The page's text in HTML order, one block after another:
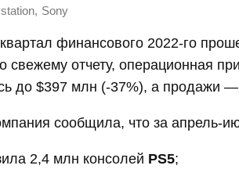
, Sony
финансового 2022-го
свежему отчету, операционная
до $397 млн (-37%), а продажи
сообщила, что за апрель-
2,4 млн консолей PS5;